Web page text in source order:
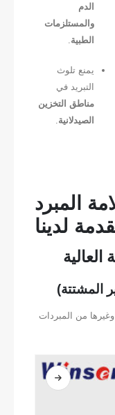
الدم
والمستلزمات
الطبية.
يمنع تلوث
التبريد في
مناطق التخزين
الصيدلانية
المبرد
لدينا
مثالي للكشف عن R32 و R134A و R410A وغيرها من المبردات